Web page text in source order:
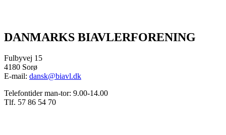
DANMARKS BIAVLERFORENING
Fulbyvej 15
4180 Sorø
E-mail: dansk@biavl.dk
Telefontider man-tor: 9.00-14.00
Tlf. 57 86 54 70